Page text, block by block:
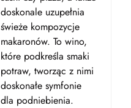
doskonale uzupełnia
świeże kompozycje
makaronów. To wino,
które podkreśla smaki
potraw, tworząc z nimi
doskonałe symfonie
dla podniebienia.